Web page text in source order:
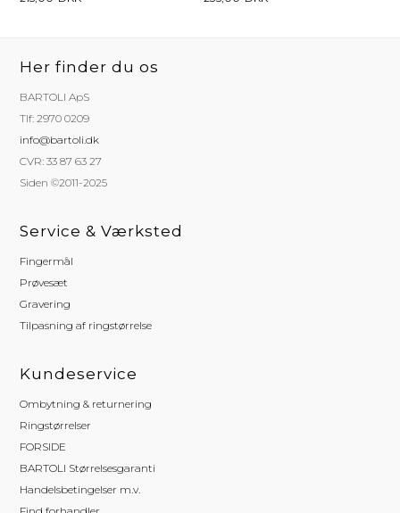
Her finder du os
BARTOLI ApS
Tlf: 2970 0209
info@bartoli.dk
CVR: 33 87 63 27
Siden ©2011-2025
Service & Værksted
Fingermål
Prøvesæt
Gravering
Tilpasning af ringstørrelse
Kundeservice
Ombytning & returnering
Ringstørrelser
FORSIDE
BARTOLI Størrelsesgaranti
Handelsbetingelser m.v.